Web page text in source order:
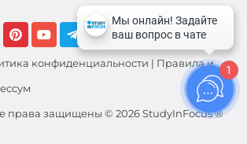
конфиденциальности | Правила и
права защищены © 2026 StudyInFocus ®
1